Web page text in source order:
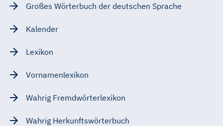
Großes Wörterbuch der deutschen Sprache
Kalender
Lexikon
Vornamenlexikon
Wahrig Fremdwörterlexikon
Wahrig Herkunftswörterbuch